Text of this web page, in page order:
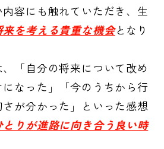
容にも触れていただき、生
来を考える貴重な機会となり
「自分の将来について改め
なった」「今のうちから行
が分かった」といった感想
とりが進路に向き合う良い時